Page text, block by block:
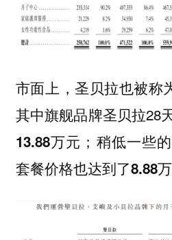
市面上，圣贝拉也被称
其中旗舰品牌圣贝拉28
13.88万元 ；稍低一些
套餐价格也达到了8.88